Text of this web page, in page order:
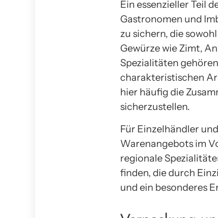
Ein essenzieller Teil
Gastronomen und
zu sichern, die
Gewürze wie Zimt,
Spezialitäten
charakteristischen
hier häufig die
sicherzustellen.
Für Einzelhändler
Warenangebots im
regionale
finden, die durch
und ein besonderes